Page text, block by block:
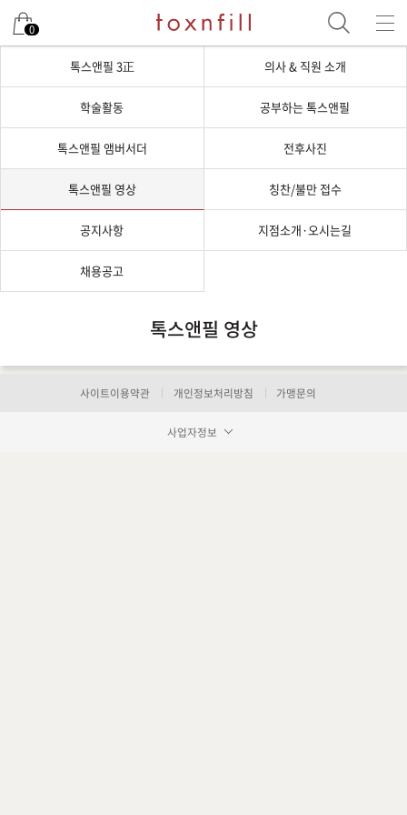
0
톡스앤필 3正 의사 & 직원 소개
학술활동 공부하는 톡스앤필
톡스앤필 앰버서더 전후사진
톡스앤필 영상 칭찬/불만 접수
공지사항 지점소개·오시는길
채용공고
톡스앤필 영상
사이트이용약관 개인정보처리방침 가맹문의
사업자정보